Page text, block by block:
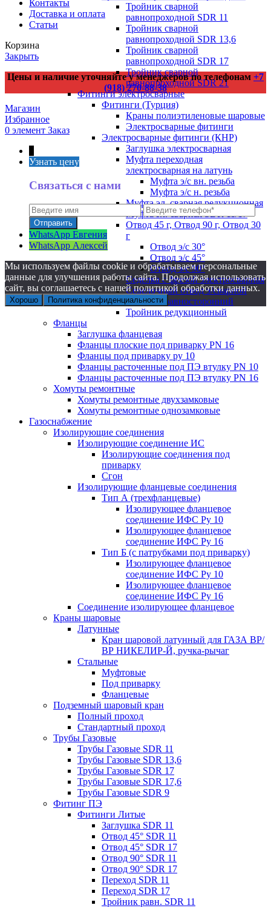
Тройник сварной
равнопроходной SDR 11
Тройник сварной
равнопроходной SDR 13,6
Тройник сварной
равнопроходной SDR 17
Тройник сварной
равнопроходной SDR 21
Фитинги электросварные
Фитинги (Турция)
Краны полиэтиленовые шаровые
Электросварные фитинги
Электросварные фитинги (КНР)
Заглушка электросварная
Муфта переходная
электросварная на латунь
Муфта э/с вн. резьба
Муфта э/с н. резьба
Муфта эл. cварная редукционная
Муфта эл. сварная SDR 11/17
Отвод 45 г, Отвод 90 г, Отвод 30
г
Отвод э/с 30°
Отвод э/с 45°
Отвод э/с 90°
Седелка с фрезой электросварная
Седелочный отвод э/сварной
Тройник равносторонний
Тройник редукционный
Фланцы
Заглушка фланцевая
Фланцы плоские под приварку PN 16
Фланцы под приварку ру 10
Фланцы расточенные под ПЭ втулку PN 10
Фланцы расточенные под ПЭ втулку PN 16
Хомуты ремонтные
Хомуты ремонтные двухзамковые
Хомуты ремонтные однозамковые
Газоснабжение
Изолирующие соединения
Изолирующие соединение ИС
Изолирующие соединения под
приварку
Сгон
Изолирующие фланцевые соединения
Тип А (трехфланцевые)
Изолирующее фланцевое
соединение ИФС Ру 10
Изолирующее фланцевое
соединение ИФС Ру 16
Тип Б (с патрубками под приварку)
Изолирующее фланцевое
соединение ИФС Ру 10
Изолирующее фланцевое
соединение ИФС Ру 16
Соединение изолирующее фланцевое
Краны шаровые
Латунные
Кран шаровой латунный для ГАЗА ВР/
ВР НИКЕЛИР-Й, ручка-рычаг
Стальные
Муфтовые
Под приварку
Фланцевые
Подземный шаровый кран
Полный проход
Стандартный проход
Трубы Газовые
Трубы Газовые SDR 11
Трубы Газовые SDR 13,6
Трубы Газовые SDR 17
Трубы Газовые SDR 17,6
Трубы Газовые SDR 9
Фитинг ПЭ
Фитинги Литые
Заглушка SDR 11
Отвод 45° SDR 11
Отвод 45° SDR 17
Отвод 90° SDR 11
Отвод 90° SDR 17
Переход SDR 11
Переход SDR 17
Тройник равн. SDR 11
Контакты
Доставка и оплата
Статьи
Корзина
Закрыть
Цены и наличие уточняйте у менеджеров по телефонам +7
(918) 270-88-38
Магазин
Избранное
0 элемент Заказ
Узнать цену
Связаться с нами
WhatsApp Евгения
WhatsApp Алексей
Мы используем файлы cookie и обрабатываем персональные
данные для улучшения работы сайта. Продолжая использовать
сайт, вы соглашаетесь с нашей политикой обработки данных.
Хорошо Политика конфиденциальности